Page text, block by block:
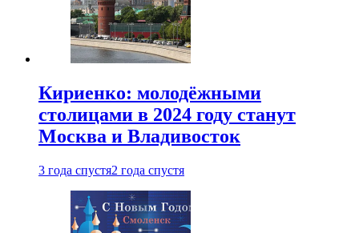
Кириенко: молодёжными
столицами в 2024 году станут
Москва и Владивосток
3 года спустя2 года спустя